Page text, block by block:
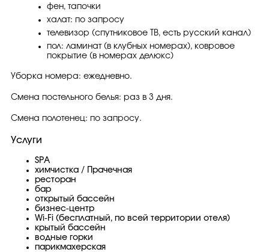
фен, тапочки
халат: по запросу
телевизор (спутниковое ТВ, есть русский канал)
пол: ламинат (в клубных номерах), ковровое
покрытие (в номерах делюкс)
Уборка номера: ежедневно.
Смена постельного белья: раз в 3 дня.
Смена полотенец: по запросу.
Услуги
SPA
химчистка / Прачечная
ресторан
бар
открытый бассейн
бизнес-центр
Wi-Fi (бесплатный, по всей территории отеля)
крытый бассейн
водные горки
парикмахерская